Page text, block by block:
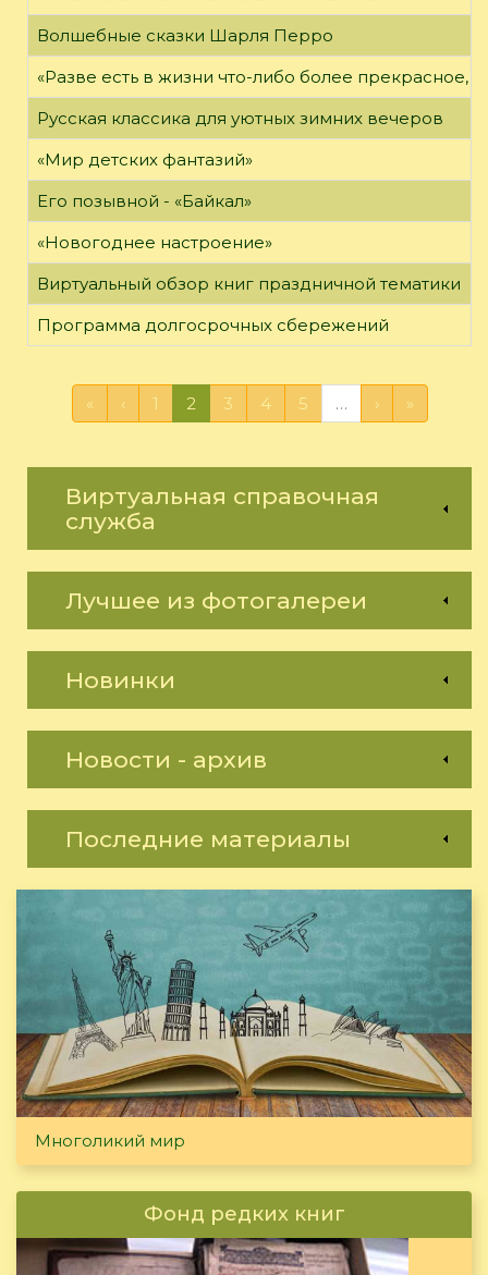
Волшебные сказки Шарля Перро
«Разве есть в жизни что-либо более прекрасное,
Русская классика для уютных зимних вечеров
«Мир детских фантазий»
Его позывной - «Байкал»
«Новогоднее настроение»
Виртуальный обзор книг праздничной тематики
Программа долгосрочных сбережений
« ‹ 1 2 3 4 5 … › »
Виртуальная справочная
служба
Лучшее из фотогалереи
Новинки
Новости - архив
Последние материалы
Многоликий мир
Фонд редких книг